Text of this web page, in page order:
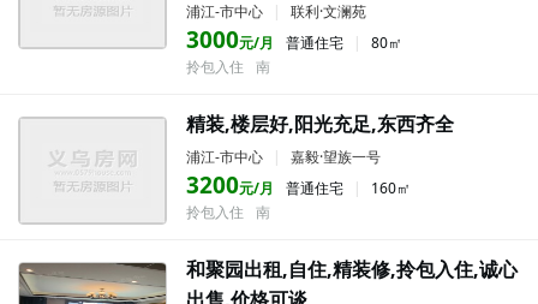
浦江-市中心 | 联利·文澜苑
3000元/月 普通住宅 |
80㎡
拎包入住
南
精装,楼层好,阳光充足,东西齐全
浦江-市中心 | 嘉毅·望族一号
3200元/月 普通住宅 |
160㎡
拎包入住
南
和聚园出租,自住,精装修,拎包入住,诚心